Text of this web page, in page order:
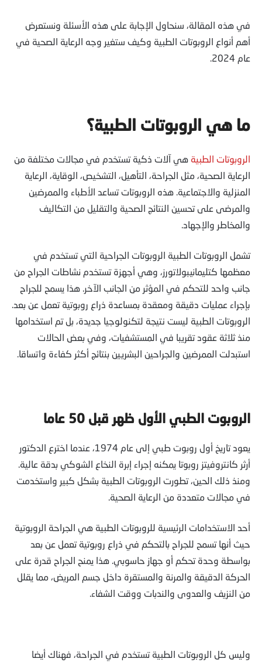
في هذه المقالة، سنحاول الإجابة على هذه الأسئلة ونستعرض
أهم أنواع الروبوتات الطبية وكيف ستغير وجه الرعاية الصحية في
عام 2024.
ما هي الروبوتات الطبية؟
الروبوتات الطبية هي آلات ذكية تستخدم في مجالات مختلفة من
الرعاية الصحية، مثل الجراحة، التأهيل، التشخيص، الوقاية، الرعاية
المنزلية والاجتماعية. هذه الروبوتات تساعد الأطباء والممرضين
والمرضى على تحسين النتائج الصحية والتقليل من التكاليف
والمخاطر والإجهاد.
تشمل الروبوتات الطبية الروبوتات الجراحية التي تستخدم في
معظمها كتليمانيبولاتورز، وهي أجهزة تستخدم نشاطات الجراح من
جانب واحد للتحكم في المؤثر من الجانب الآخر. هذا يسمح للجراح
بإجراء عمليات دقيقة ومعقدة بمساعدة ذراع روبوتية تعمل عن بعد.
الروبوتات الطبية ليست نتيجة لتكنولوجيا جديدة، بل تم استخدامها
منذ ثلاثة عقود تقريبا في المستشفيات، وفي بعض الحالات
استبدلت الممرضين والجراحين البشريين بنتائج أكثر كفاءة واتساقا.
الروبوت الطبي الأول ظهر قبل 50 عاما
يعود تاريخ أول روبوت طبي إلى عام 1974، عندما اخترع الدكتور
أرثر كانتروفيتز روبوتا يمكنه إجراء إبرة النخاع الشوكي بدقة عالية.
ومنذ ذلك الحين، تطورت الروبوتات الطبية بشكل كبير واستخدمت
في مجالات متعددة من الرعاية الصحية.
أحد الاستخدامات الرئيسية للروبوتات الطبية هي الجراحة الروبوتية
حيث أنها تسمح للجراح بالتحكم في ذراع روبوتية تعمل عن بعد
بواسطة وحدة تحكم أو جهاز حاسوبي. هذا يمنح الجراح قدرة على
الحركة الدقيقة والمرنة والمستقرة داخل جسم المريض، مما يقلل
من النزيف والعدوى والندبات ووقت الشفاء.
وليس كل الروبوتات الطبية تستخدم في الجراحة، فهناك أيضا